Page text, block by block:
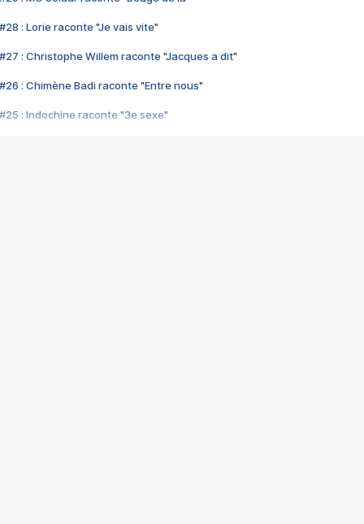
#28 : Lorie raconte "Je vais vite"
#27 : Christophe Willem raconte "Jacques a dit"
#26 : Chimène Badi raconte "Entre nous"
#25 : Indochine raconte "3e sexe"